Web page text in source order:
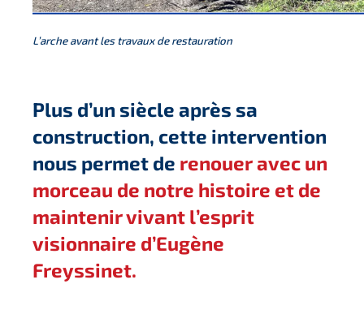
L’arche avant les travaux de restauration
Plus d’un siècle après sa
construction, cette intervention
nous permet de renouer avec un
morceau de notre histoire et de
maintenir vivant l’esprit
visionnaire d’Eugène
Freyssinet.